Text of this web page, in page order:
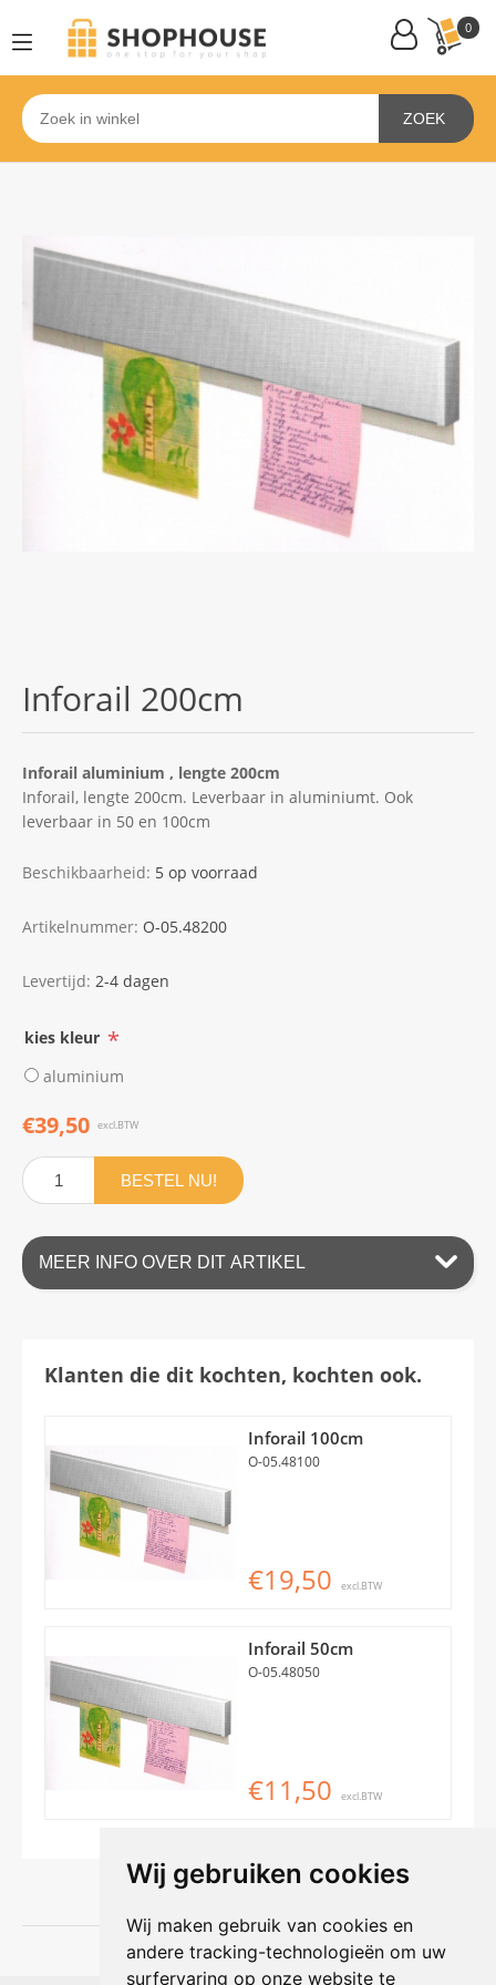
Wij gebruiken cookies
Wij maken gebruik van cookies en
andere tracking-technologieën om uw
surfervaring op onze website te
0
ZOEK
Inforail 200cm
Inforail aluminium , lengte 200cm
Inforail, lengte 200cm. Leverbaar in aluminiumt. Ook
leverbaar in 50 en 100cm
Beschikbaarheid: 5 op voorraad
Artikelnummer: O-05.48200
Levertijd: 2-4 dagen
kies kleur *
aluminium
€39,50 excl.BTW
BESTEL NU!
MEER INFO OVER DIT ARTIKEL
Klanten die dit kochten, kochten ook.
Inforail 100cm
O-05.48100
€19,50 excl.BTW
Inforail 50cm
O-05.48050
€11,50 excl.BTW